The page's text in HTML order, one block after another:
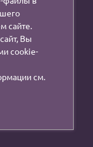
сайте.
Вы
cookie-
см.